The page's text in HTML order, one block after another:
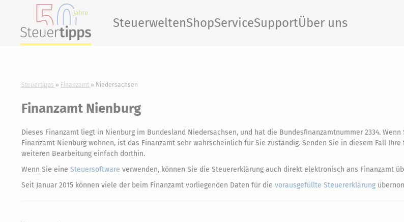
SteuerweltenShopServiceSupportÜber uns
Steuertipps Finanzamt Niedersachsen
Finanzamt Nienburg
Dieses Finanzamt liegt in Nienburg im Bundesland Niedersachsen, und hat die Bundesfinanzamtnummer 2334. Wenn
Finanzamt Nienburg wohnen, ist das Finanzamt sehr wahrscheinlich für Sie zuständig. Senden Sie in diesem Fall Ihre
weiteren Bearbeitung einfach dorthin.
Wenn Sie eine Steuersoftware verwenden, können Sie die Steuererklärung auch direkt elektronisch ans Finanzamt
Seit Januar 2015 können viele der beim Finanzamt vorliegenden Daten für die vorausgefüllte Steuererklärung